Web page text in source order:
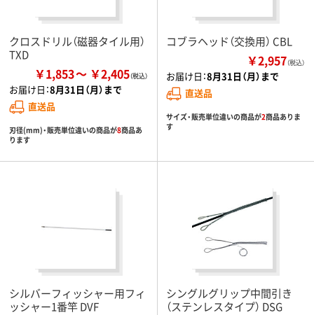
クロスドリル（磁器タイル用）
TXD
￥1,853 ￥2,405
お届け日：8月31日（月）まで
直送品
刃径(mm)・販売単位違いの商品が8商品あ
ります
コブラヘッド（交換用） CBL
￥2,957（税込）
お届け日：8月31日（月）まで
直送品
サイズ・販売単位違いの商品が2商品ありま
す
シルバーフィッシャー用フィ
ッシャー1番竿 DVF
シングルグリップ中間引き
（ステンレスタイプ） DSG